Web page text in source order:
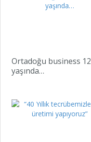
Ortadoğu business 12
yaşında…